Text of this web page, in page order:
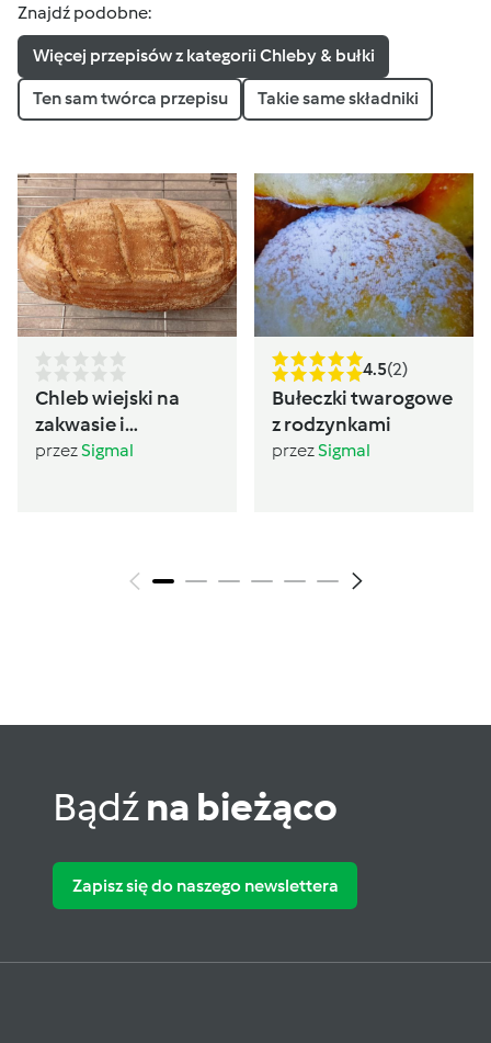
Znajdź podobne:
Więcej przepisów z kategorii Chleby & bułki
Ten sam twórca przepisu Takie same składniki
Chleb wiejski na
zakwasie i
drożdżach
przezSigmal
4.5(2)
Bułeczki twarogowe
z rodzynkami
przezSigmal
Bądźna bieżąco
Zapisz się do naszego newslettera